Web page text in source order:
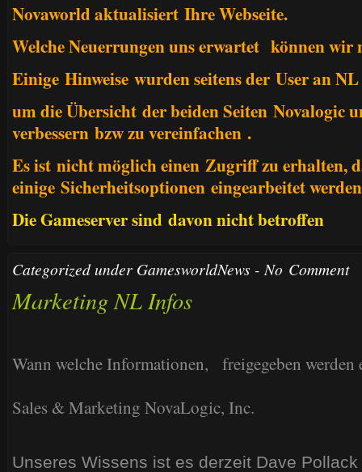
Novaworld aktualisiert Ihre Webseite.
Welche Neuerrungen uns erwartet können wir
Einige Hinweise wurden seitens der User an
um die Übersicht der beiden Seiten Novalogic
verbessern bzw zu vereinfachen .
Es ist nicht möglich einen Zugriff zu erhalten,
einige Sicherheitsoptionen eingearbeitet
Die Gameserver sind davon nicht betroffen
Categorized under GamesworldNews - No Comment
Marketing NL Infos
Wann welche Informationen, freigegeben werden
Sales & Marketing NovaLogic, Inc.
Unseres Wissens ist es derzeit Dave